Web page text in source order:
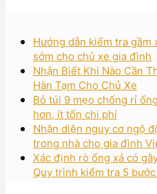
Hướng dẫn kiểm tra
sớm cho chủ xe gia đình
Nhận Biết Khi Nào Cần
Hàn Tạm Cho Chủ Xe
Bỏ túi 9 mẹo chống rỉ
hơn, ít tốn chi phí
Nhận diện nguy cơ ngộ
trong nhà cho gia đình
Xác định rò ống xả có
Quy trình kiểm tra 5